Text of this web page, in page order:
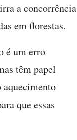
a concorrência
em florestas.
é um erro
têm papel
que essas